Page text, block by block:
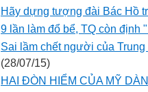
Hãy dựng tượng đài Bác Hồ
9 lần làm đổ bể, TQ còn định
Sai lầm chết người của Trung
(28/07/15)
HAI ĐÒN HIỂM CỦA MỸ